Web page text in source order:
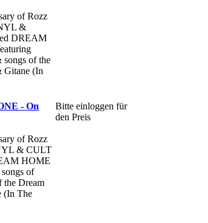
of Rozz
&
DREAM
of the
Gitane (In
- On
of Rozz
& CULT
HOME
of
the Dream
(In The
Bitte einloggen für
den Preis